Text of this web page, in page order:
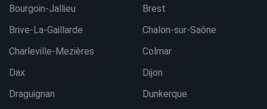
Bourgoin-Jallieu
Brest
Brive-La-Gaillarde
Chalon-sur-Saône
Charleville-Mezières
Colmar
Dax
Dijon
Draguignan
Dunkerque